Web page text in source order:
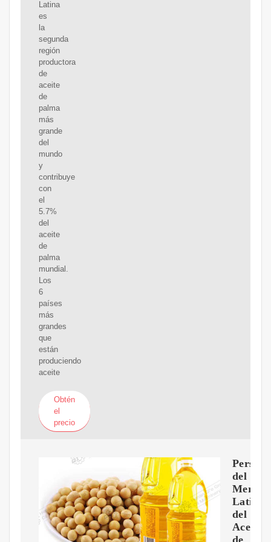
Latina
es
la
segunda
región
productora
de
aceite
de
palma
más
grande
del
mundo
y
contribuye
con
el
5.7%
del
aceite
de
palma
mundial.
Los
6
países
más
grandes
que
están
produciendo
aceite
Obtén
el
precio
del
del
Aceite
de